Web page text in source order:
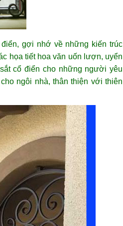
gợi nhớ về những kiến trúc
họa tiết hoa văn uốn lượn, uyển
cổ điển cho những người yêu
ngôi nhà, thân thiện với thiên